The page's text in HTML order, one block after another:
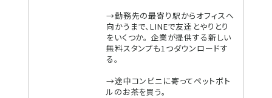
→勤務先の最寄り駅からオフィスへ
向かうまで、LINEで友達とやりとり
をいくつか。 企業が提供する新しい
無料スタンプも1つダウンロードす
る。
→途中コンビニに寄ってペットボト
ルのお茶を買う。